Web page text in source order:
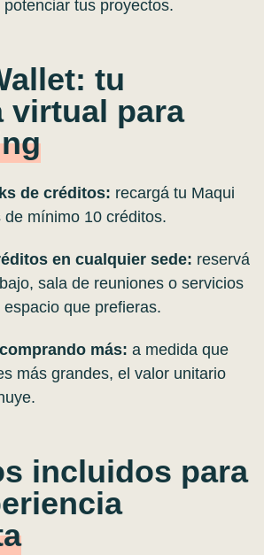
tus proyectos.
tu
virtual para
de créditos: recargá tu Maqui
de mínimo 10 créditos.
en cualquier sede: reservá
sala de reuniones o servicios
que prefieras.
más: a medida que
más grandes, el valor unitario
incluidos para